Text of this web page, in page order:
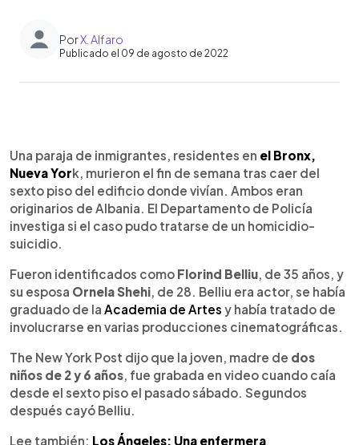
PorX. Alfaro
Publicado el 09 de agosto de 2022
Escuchar artículo
Una paraja de inmigrantes, residentes en el Bronx,
Nueva York, murieron el fin de semana tras caer del
sexto piso del edificio donde vivían. Ambos eran
originarios de Albania. El Departamento de Policía
investiga si el caso pudo tratarse de un homicidio-
suicidio.
Fueron identificados como Florind Belliu, de 35 años, y
su esposa Ornela Shehi, de 28. Belliu era actor, se había
graduado de la Academia de Artes y había tratado de
involucrarse en varias producciones cinematográficas.
The New York Post dijo que la joven, madre de dos
niños de 2 y 6 años, fue grabada en video cuando caía
desde el sexto piso el pasado sábado. Segundos
después cayó Belliu.
Lee también: Los Ángeles: Una enfermera